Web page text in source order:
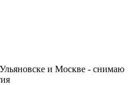
и Москве - снимаю